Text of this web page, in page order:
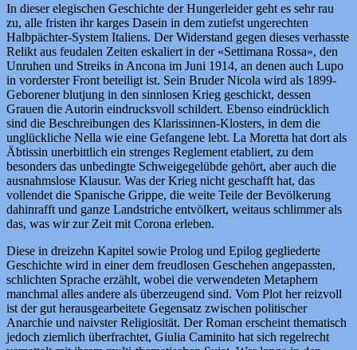
In dieser elegischen Geschichte der Hungerleider geht es sehr rau
zu, alle fristen ihr karges Dasein in dem zutiefst ungerechten
Halbpächter-System Italiens. Der Widerstand gegen dieses verhasste
Relikt aus feudalen Zeiten eskaliert in der «Settimana Rossa», den
Unruhen und Streiks in Ancona im Juni 1914, an denen auch Lupo
in vorderster Front beteiligt ist. Sein Bruder Nicola wird als 1899-
Geborener blutjung in den sinnlosen Krieg geschickt, dessen
Grauen die Autorin eindrucksvoll schildert. Ebenso eindrücklich
sind die Beschreibungen des Klarissinnen-Klosters, in dem die
unglückliche Nella wie eine Gefangene lebt. La Moretta hat dort als
Äbtissin unerbittlich ein strenges Reglement etabliert, zu dem
besonders das unbedingte Schweigegelübde gehört, aber auch die
ausnahmslose Klausur. Was der Krieg nicht geschafft hat, das
vollendet die Spanische Grippe, die weite Teile der Bevölkerung
dahinrafft und ganze Landstriche entvölkert, weitaus schlimmer als
das, was wir zur Zeit mit Corona erleben.
Diese in dreizehn Kapitel sowie Prolog und Epilog gegliederte
Geschichte wird in einer dem freudlosen Geschehen angepassten,
schlichten Sprache erzählt, wobei die verwendeten Metaphern
manchmal alles andere als überzeugend sind. Vom Plot her reizvoll
ist der gut herausgearbeitete Gegensatz zwischen politischer
Anarchie und naivster Religiosität. Der Roman erscheint thematisch
jedoch ziemlich überfrachtet, Giulia Caminito hat sich regelrecht